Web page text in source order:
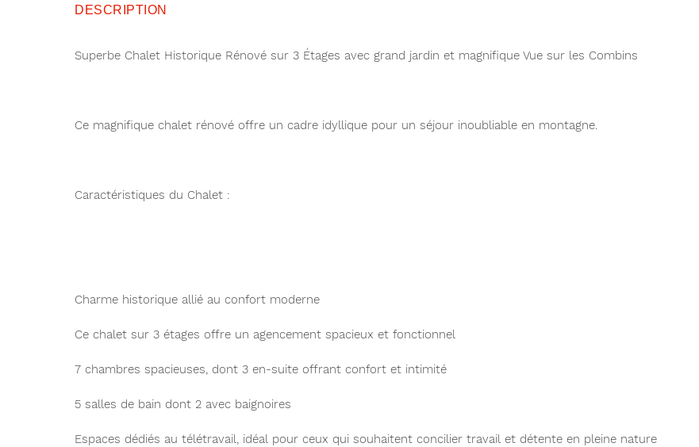
DESCRIPTION
Superbe Chalet Historique Rénové sur 3 Étages avec grand jardin et magnifique Vue sur les Combins
Ce magnifique chalet rénové offre un cadre idyllique pour un séjour inoubliable en montagne.
Caractéristiques du Chalet :
Charme historique allié au confort moderne
Ce chalet sur 3 étages offre un agencement spacieux et fonctionnel
7 chambres spacieuses, dont 3 en-suite offrant confort et intimité
5 salles de bain dont 2 avec baignoires
Espaces dédiés au télétravail, idéal pour ceux qui souhaitent concilier travail et détente en pleine nature